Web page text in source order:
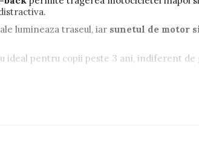
lumineaza traseul, iar sunetul de motor
ideal pentru copii peste 3 ani, indiferent de